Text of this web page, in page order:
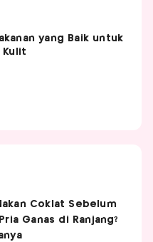
yang Baik untuk
Kulit
Coklat Sebelum
Ganas di Ranjang?